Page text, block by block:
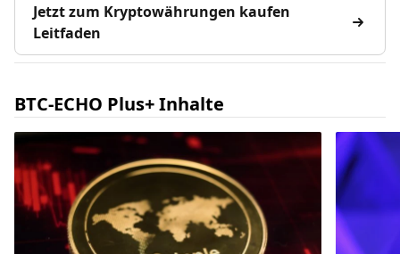
Jetzt zum Kryptowährungen kaufen
Leitfaden
BTC-ECHO Plus+ Inhalte